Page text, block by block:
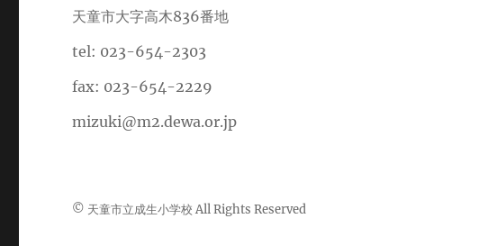
天童市大字高木836番地
tel: 023-654-2303
fax: 023-654-2229
mizuki@m2.dewa.or.jp
© 天童市立成生小学校 All Rights Reserved